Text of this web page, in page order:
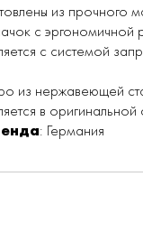
из прочного
с эргономичной
с системой
из нержавеющей
в
: Германия